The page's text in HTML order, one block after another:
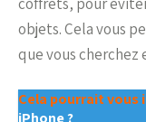
objets. Cela vous
que vous cherchez
Cela pourrait vous
iPhone ?